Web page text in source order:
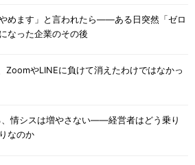
やめます」と言われたら――ある日突然「ゼロ
なった企業のその後
ZoomやLINEに負けて消えたわけではなかっ
、情シスは増やさない――経営者はどう乗り
なのか